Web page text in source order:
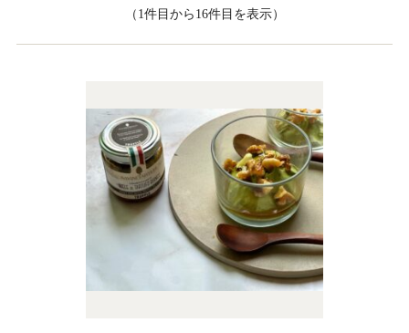
（1件目から16件目を表示）